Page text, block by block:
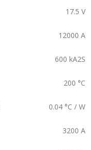
17.5 V
12000 A
600 kA2S
200 °C
0.04 °C / W
3200 A